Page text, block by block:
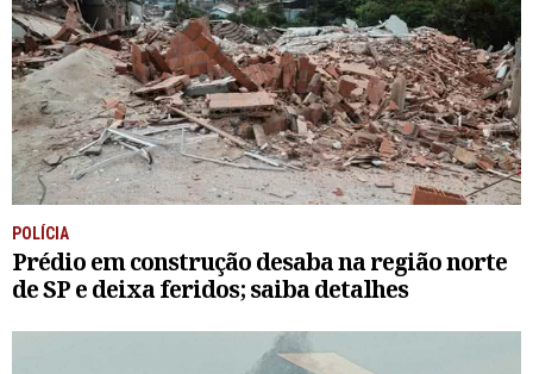
POLÍCIA
Prédio em construção desaba na região norte
de SP e deixa feridos; saiba detalhes